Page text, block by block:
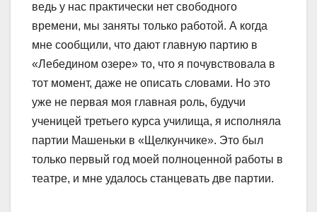
ведь у нас практически нет свободного
времени, мы заняты только работой. А когда
мне сообщили, что дают главную партию в
«Лебедином озере» то, что я почувствовала в
тот момент, даже не описать словами. Но это
уже не первая моя главная роль, будучи
ученицей третьего курса училища, я исполняла
партии Машеньки в «Щелкунчике». Это был
только первый год моей полноценной работы в
театре, и мне удалось станцевать две партии.